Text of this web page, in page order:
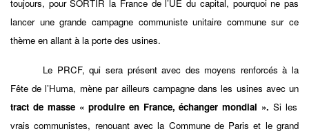
toujours, pour SORTIR la France de l’UE du capital, pourquoi ne pas
lancer une grande campagne communiste unitaire commune sur ce
thème en allant à la porte des usines.
Le PRCF, qui sera présent avec des moyens renforcés à la
Fête de l’Huma, mène par ailleurs campagne dans les usines avec un
tract de masse « produire en France, échanger mondial ».Si les
vrais communistes, renouant avec la Commune de Paris et le grand